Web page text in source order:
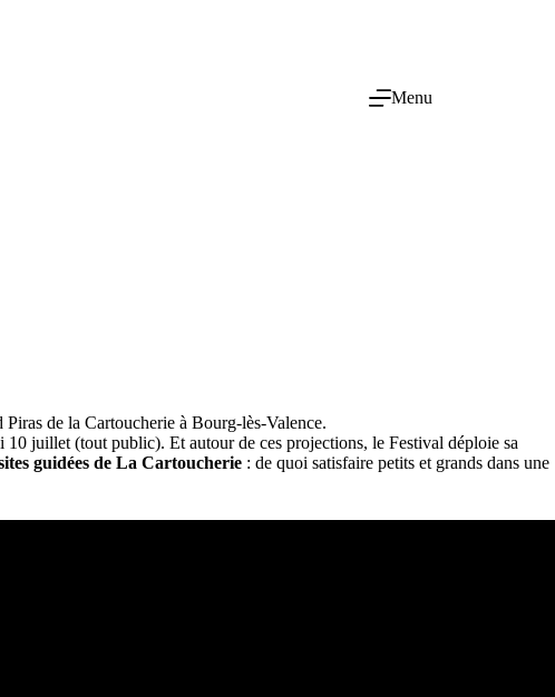
Menu
de la Cartoucherie à Bourg-lès-Valence.
juillet (tout public). Et autour de ces projections, le Festival déploie sa
guidées de La Cartoucherie : de quoi satisfaire petits et grands dans une